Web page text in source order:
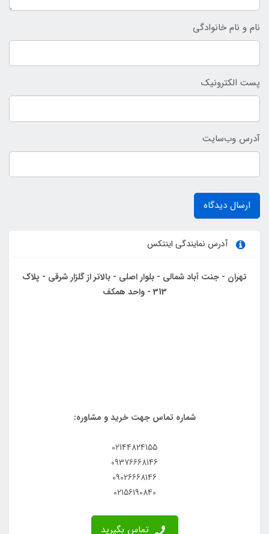
نام و نام خانوادگی
پست الکترونیک
آدرس وب‌سایت
ارسال دیدگاه
آدرس نمایندگی اینتکس
تهران - جنت آباد شمالی - بلوار اصلی - بالاتر از گلزار شرقی - پلاک
313 - واحد همکف
شماره تماس جهت خرید و مشاوره:
02144824155
09376668146
09026668146
02156190840
تماس بگیرید